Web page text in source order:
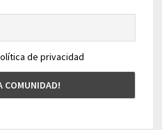
de privacidad